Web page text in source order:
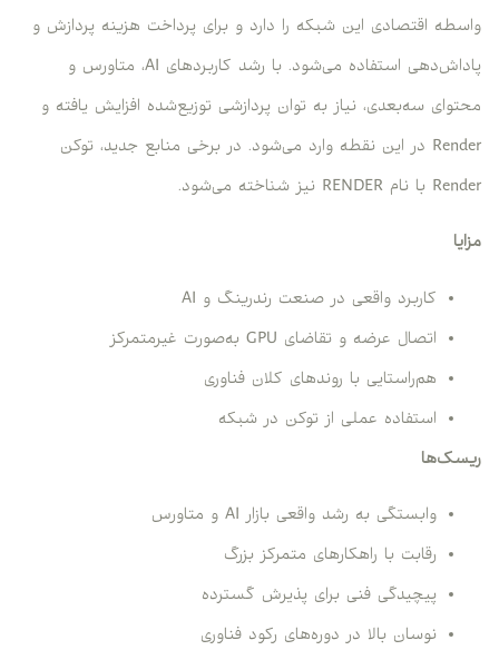
واسطه اقتصادی این شبکه را دارد و برای پرداخت هزینه پردازش و
پاداش‌دهی استفاده می‌شود. با رشد کاربردهای AI، متاورس و
محتوای سه‌بعدی، نیاز به توان پردازشی توزیع‌شده افزایش یافته و
Render در این نقطه وارد می‌شود. در برخی منابع جدید، توکن
Render با نام RENDER نیز شناخته می‌شود.
مزایا
کاربرد واقعی در صنعت رندرینگ و AI
اتصال عرضه و تقاضای GPU به‌صورت غیرمتمرکز
هم‌راستایی با روندهای کلان فناوری
استفاده عملی از توکن در شبکه
ریسک‌ها
وابستگی به رشد واقعی بازار AI و متاورس
رقابت با راهکارهای متمرکز بزرگ
پیچیدگی فنی برای پذیرش گسترده
نوسان بالا در دوره‌های رکود فناوری